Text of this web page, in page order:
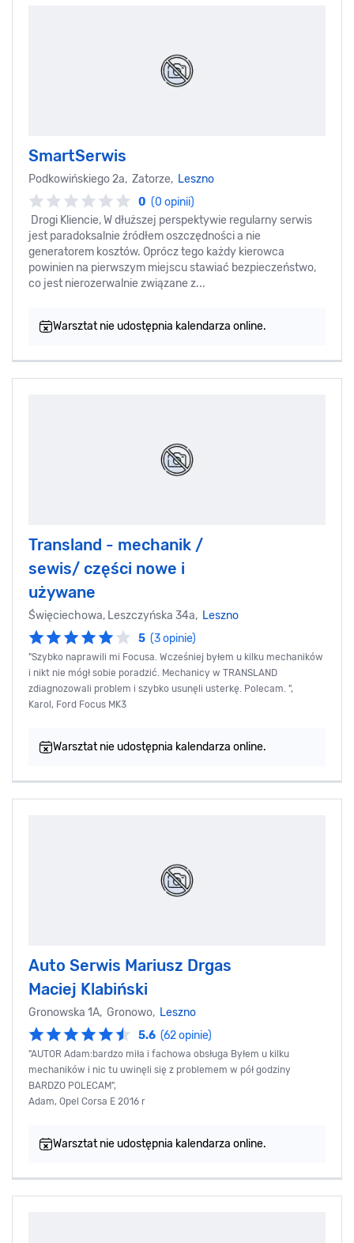
SmartSerwis
Podkowińskiego 2a, Zatorze, Leszno
0 (0 opinii)
Drogi Kliencie, W dłuższej perspektywie regularny serwis
jest paradoksalnie źródłem oszczędności a nie
generatorem kosztów. Oprócz tego każdy kierowca
powinien na pierwszym miejscu stawiać bezpieczeństwo,
co jest nierozerwalnie związane z...
Warsztat nie udostępnia kalendarza online.
Transland - mechanik /
sewis/ części nowe i
używane
Święciechowa, Leszczyńska 34a, Leszno
5 (3 opinie)
"Szybko naprawili mi Focusa. Wcześniej byłem u kilku mechaników
i nikt nie mógł sobie poradzić. Mechanicy w TRANSLAND
zdiagnozowali problem i szybko usunęli usterkę. Polecam. ",
Karol, Ford Focus MK3
Warsztat nie udostępnia kalendarza online.
Auto Serwis Mariusz Drgas
Maciej Klabiński
Gronowska 1A, Gronowo, Leszno
5.6 (62 opinie)
"AUTOR Adam:bardzo miła i fachowa obsługa Byłem u kilku
mechaników i nic tu uwinęli się z problemem w pół godziny
BARDZO POLECAM",
Adam, Opel Corsa E 2016 r
Warsztat nie udostępnia kalendarza online.